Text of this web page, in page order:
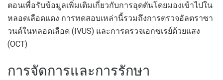
ตอนเพื่อรับข้อมูลเพิ่มเติมเกี่ยวกับการอุดตันโดยมองเข้าไปใน
หลอดเลือดแดง การทดสอบเหล่านี้รวมถึงการตรวจอัลตราซา
วนด์ในหลอดเลือด (IVUS) และการตรวจเอกซเรย์ด้วยแสง
(OCT)
การจัดการและการรักษา